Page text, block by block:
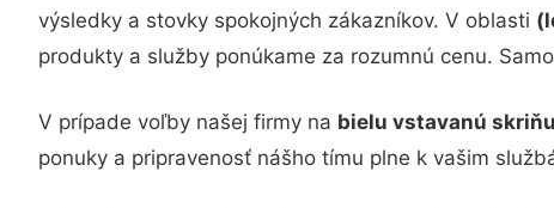
výsledky a stovky spokojných zákazníkov. V oblasti
produkty a služby ponúkame za rozumnú cenu.
V prípade voľby našej firmy na bielu vstavanú
ponuky a pripravenosť nášho tímu plne k vašim